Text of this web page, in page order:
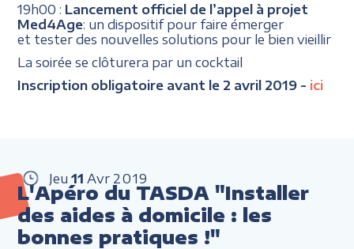
19h00 : Lancement officiel de l’appel à projet
Med4Age: un dispositif pour faire émerger
et tester des nouvelles solutions pour le bien vieillir
La soirée se clôturera par un cocktail
Inscription obligatoire avant le 2 avril 2019 - ici
Jeu 11 Avr 2019
L'Apéro du TASDA "Installer
des aides à domicile : les
bonnes pratiques !"